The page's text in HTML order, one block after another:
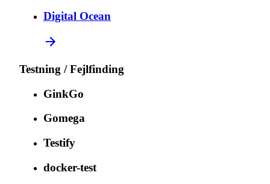
Digital Ocean
Testning / Fejlfinding
GinkGo
Gomega
Testify
docker-test